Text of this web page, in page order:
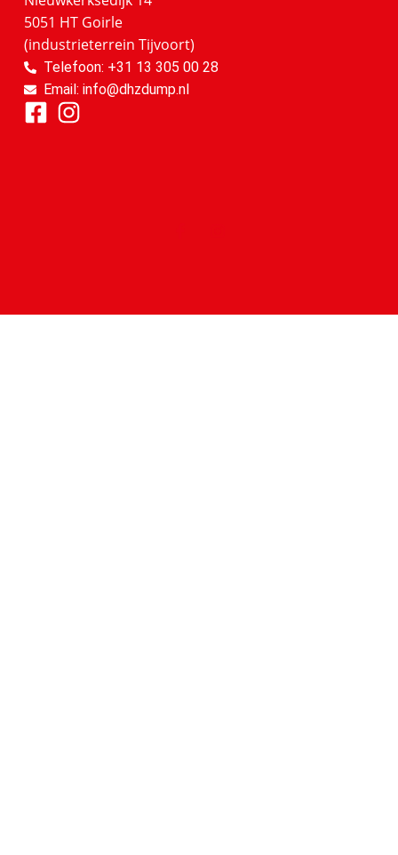
5051 HT Goirle
(industrieterrein Tijvoort)
Telefoon: +31 13 305 00 28
Email: info@dhzdump.nl